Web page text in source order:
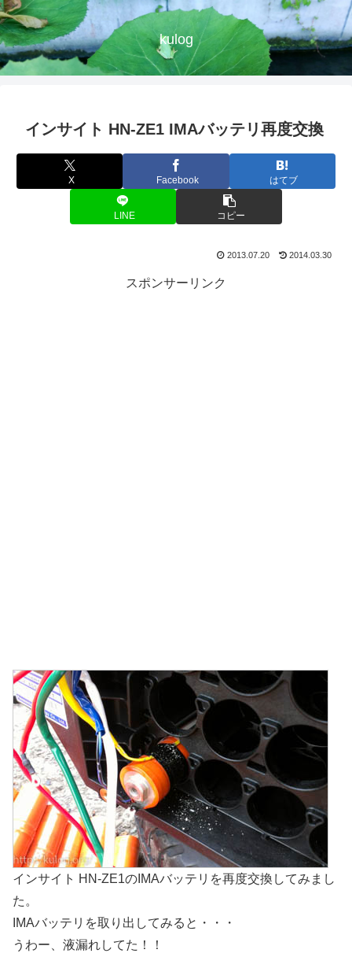
kulog
インサイト HN-ZE1 IMAバッテリ再度交換
X Facebook はてブ
LINE コピー
2013.07.20 2014.03.30
スポンサーリンク
インサイト HN-ZE1のIMAバッテリを再度交換してみまし
た。
IMAバッテリを取り出してみると・・・
うわー、液漏れしてた！！